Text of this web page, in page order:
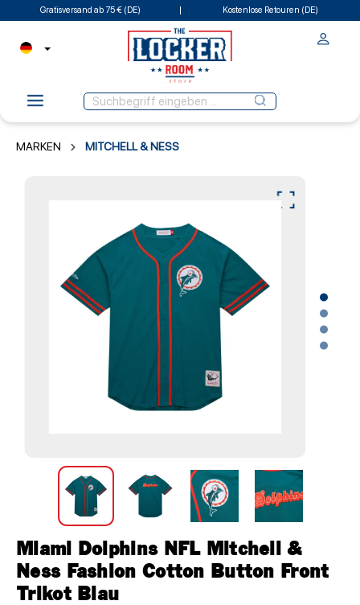
Gratisversand ab 75 € (DE) Kostenlose Retouren (DE)
MARKEN MITCHELL & NESS
Miami Dolphins NFL Mitchell &
Ness Fashion Cotton Button Front
Trikot Blau